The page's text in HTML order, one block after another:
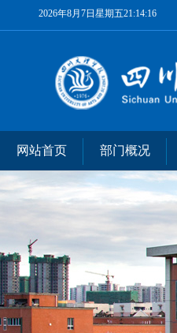
2026年8月7日星期五21:14:16
网站首页 部门概况